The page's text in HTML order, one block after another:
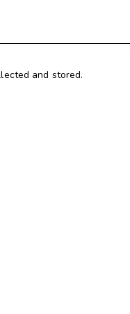
and stored.